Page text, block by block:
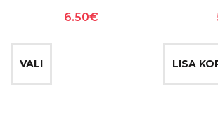
6.50€
VALI
Sellel
LISA